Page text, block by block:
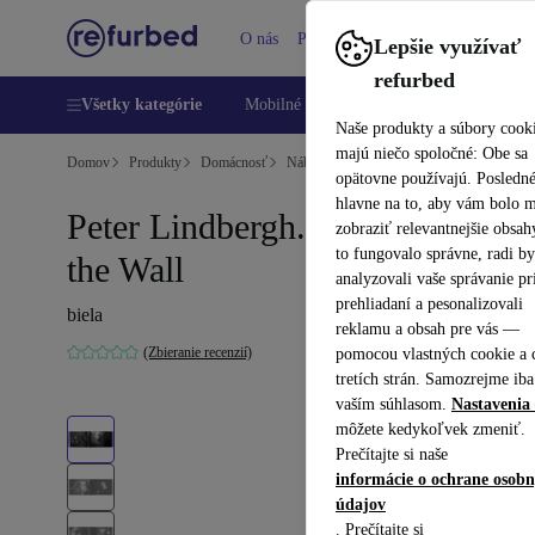
Lepšie využívať
refurbed
Naše produkty a súbory
majú niečo spoločné: Obe sa
opätovne používajú. Posledné
hlavne na to, aby vám bolo
zobraziť relevantnejšie
to fungovalo správne, radi
analyzovali vaše správanie
prehliadaní a pesonalizovali
reklamu a obsah pre vás —
pomocou vlastných cookie a
tretích strán. Samozrejme
vaším súhlasom. Nastavenia
môžete kedykoľvek zmeniť.
Prečítajte si naše
informácie o ochrane
údajov
. Prečítajte si
O nás Pomoc
Všetky kategórie Mobilné telefóny
Domov Produkty Domácnosť Nábytok
Peter Lindbergh. Shadows on
the Wall
biela
(Zbieranie recenzií)